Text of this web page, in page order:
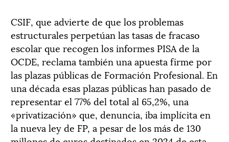
CSIF, que advierte de que los problemas
estructurales perpetúan las tasas de fracaso
escolar que recogen los informes PISA de la
OCDE, reclama también una apuesta firme por
las plazas públicas de Formación Profesional. En
una década esas plazas públicas han pasado de
representar el 77% del total al 65,2%, una
«privatización» que, denuncia, iba implícita en
la nueva ley de FP, a pesar de los más de 130